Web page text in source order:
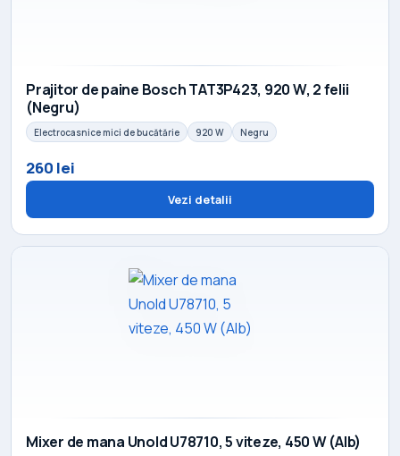
Prajitor de paine Bosch TAT3P423, 920 W, 2 felii
(Negru)
Electrocasnice mici de bucătărie 920 W Negru
260 lei
Vezi detalii
Mixer de mana Unold U78710, 5 viteze, 450 W (Alb)